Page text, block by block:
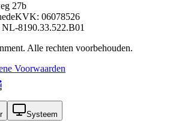
27b
KVK: 06078526
8190.33.522.B01
. Alle rechten voorbehouden.
Voorwaarden
Systeem